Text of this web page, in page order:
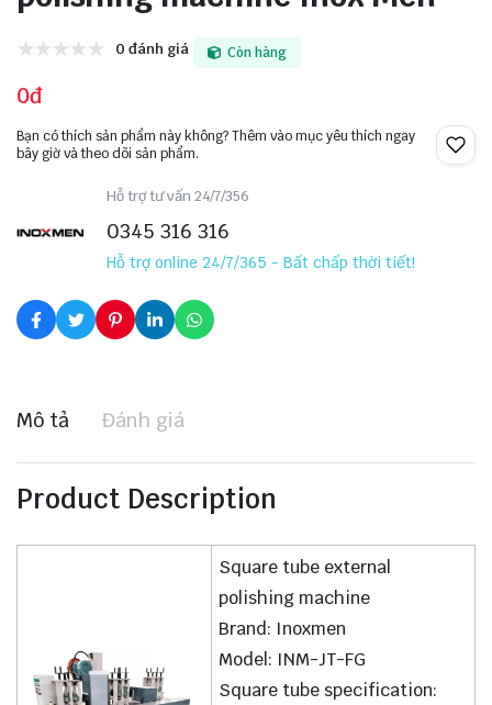
0 đánh giá Còn hàng
0đ
Bạn có thích sản phẩm này không? Thêm vào mục yêu thích ngay
bây giờ và theo dõi sản phẩm.
Hỗ trợ tư vấn 24/7/356
0345 316 316
Hỗ trợ online 24/7/365 - Bất chấp thời tiết!
Mô tả Đánh giá
Product Description
Square tube external
polishing machine
Brand: Inoxmen
Model: INM-JT-FG
Square tube specification: